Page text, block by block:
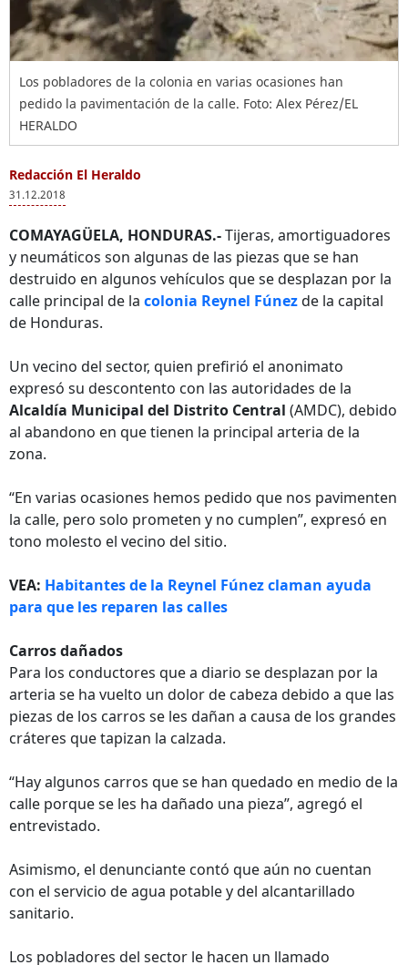
Los pobladores de la colonia en varias ocasiones han
pedido la pavimentación de la calle. Foto: Alex Pérez/EL
HERALDO
Redacción El Heraldo
31.12.2018
COMAYAGÜELA, HONDURAS.-Tijeras, amortiguadores
y neumáticos son algunas de las piezas que se han
destruido en algunos vehículos que se desplazan por la
calle principal de la colonia Reynel Fúnezde la capital
de Honduras.
Un vecino del sector, quien prefirió el anonimato
expresó su descontento con las autoridades de la
Alcaldía Municipal del Distrito Central (AMDC), debido
al abandono en que tienen la principal arteria de la
zona.
“En varias ocasiones hemos pedido que nos pavimenten
la calle, pero solo prometen y no cumplen”, expresó en
tono molesto el vecino del sitio.
VEA: Habitantes de la Reynel Fúnez claman ayuda
para que les reparen las calles
Carros dañados
Para los conductores que a diario se desplazan por la
arteria se ha vuelto un dolor de cabeza debido a que las
piezas de los carros se les dañan a causa de los grandes
cráteres que tapizan la calzada.
“Hay algunos carros que se han quedado en medio de la
calle porque se les ha dañado una pieza”, agregó el
entrevistado.
Asimismo, el denunciante contó que aún no cuentan
con el servicio de agua potable y del alcantarillado
sanitario.
Los pobladores del sector le hacen un llamado